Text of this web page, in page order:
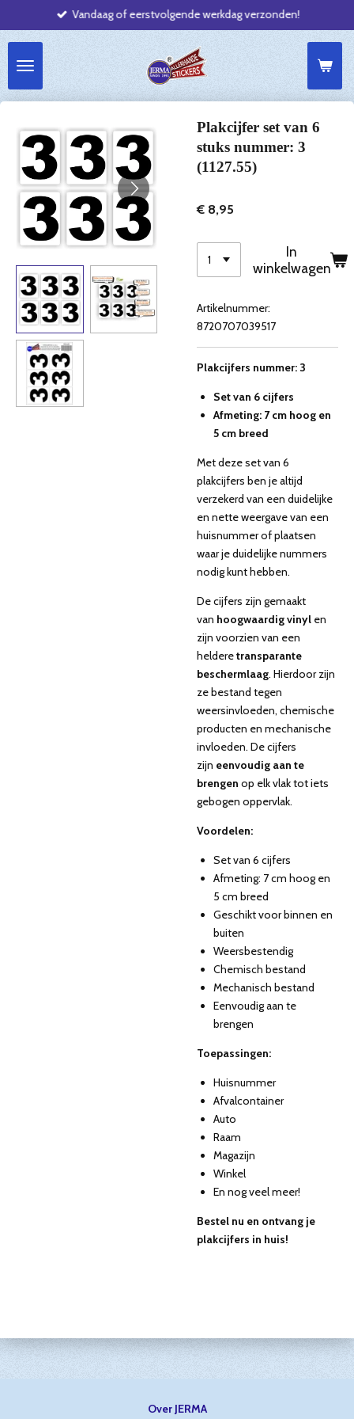
direct
de
hoofdinhoud
Vandaag of eerstvolgende werkdag verzonden!
Plakcijfer set van 6
stuks nummer: 3
(1127.55)
€ 8,95
In
winkelwagen
Artikelnummer:
8720707039517
Plakcijfers nummer: 3
Set van 6 cijfers
Afmeting: 7 cm hoog en
5 cm breed
Met deze set van 6
plakcijfers ben je altijd
verzekerd van een duidelijke
en nette weergave van een
huisnummer of plaatsen
waar je duidelijke nummers
nodig kunt hebben.
De cijfers zijn gemaakt
van hoogwaardig vinyl en
zijn voorzien van een
helderetransparante
beschermlaag. Hierdoor zijn
ze bestand tegen
weersinvloeden, chemische
producten en mechanische
invloeden. De cijfers
zijn eenvoudig aan te
brengen op elk vlak tot iets
gebogen oppervlak.
Voordelen:
Set van 6 cijfers
Afmeting: 7 cm hoog en
5 cm breed
Geschikt voor binnen en
buiten
Weersbestendig
Chemisch bestand
Mechanisch bestand
Eenvoudig aan te
brengen
Toepassingen:
Huisnummer
Afvalcontainer
Auto
Raam
Magazijn
Winkel
En nog veel meer!
Bestel nu en ontvang je
plakcijfers in huis!
Over JERMA